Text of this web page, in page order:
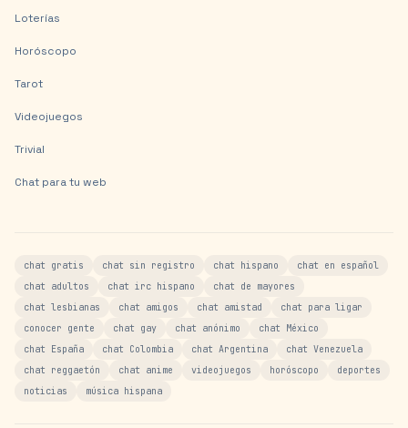
Loterías
Horóscopo
Tarot
Videojuegos
Trivial
Chat para tu web
chat gratis chat sin registro chat hispano
chat en español
chat adultos
chat irc hispano
chat de mayores
chat lesbianas
chat amigos chat amistad
chat para ligar
conocer gente
chat gay chat anónimo
chat México
chat España
chat Colombia chat Argentina
chat Venezuela
chat reggaetón
chat anime videojuegos horóscopo
deportes
noticias
música hispana